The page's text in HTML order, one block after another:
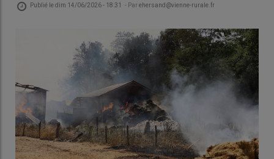
Publié ledim 14/06/2026 - 18:31 - Parehersand@vienne-rurale.fr